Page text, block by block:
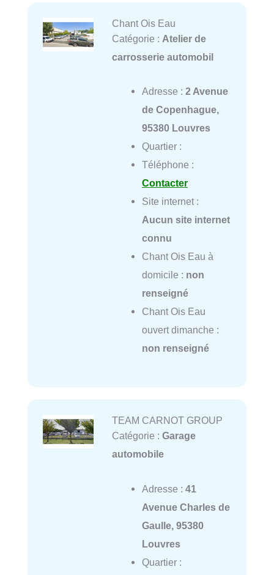
Chant Ois Eau
Catégorie : Atelier de
carrosserie automobil
Adresse : 2 Avenue
de Copenhague,
95380 Louvres
Quartier :
Téléphone :
Contacter
Site internet :
Aucun site internet
connu
Chant Ois Eau à
domicile : non
renseigné
Chant Ois Eau
ouvert dimanche :
non renseigné
TEAM CARNOT GROUP
Catégorie : Garage
automobile
Adresse : 41
Avenue Charles de
Gaulle, 95380
Louvres
Quartier :